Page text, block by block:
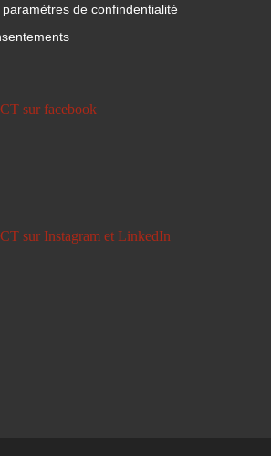
de confindentialité
sur facebook
sur Instagram et LinkedIn